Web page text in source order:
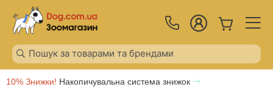
10% Знижки! Накопичувальна система знижок